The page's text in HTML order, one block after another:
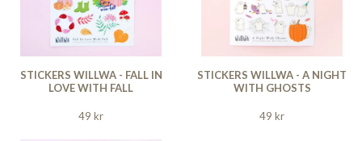
STICKERS WILLWA - FALL IN
LOVE WITH FALL
49 kr
STICKERS WILLWA - A NIGHT
WITH GHOSTS
49 kr